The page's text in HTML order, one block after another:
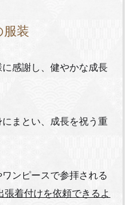
服装
感謝し、健やかな成長
まとい、成長を祝う重
ンピースで参拝される
張着付けを依頼できるよ